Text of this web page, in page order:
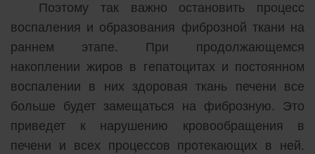
Поэтому так важно остановить процесс
воспаления и образования фиброзной ткани на
раннем этапе. При продолжающемся
накоплении жиров в гепатоцитах и постоянном
воспалении в них здоровая ткань печени все
больше будет замещаться на фиброзную. Это
приведет к нарушению кровообращения в
печени и всех процессов протекающих в ней.